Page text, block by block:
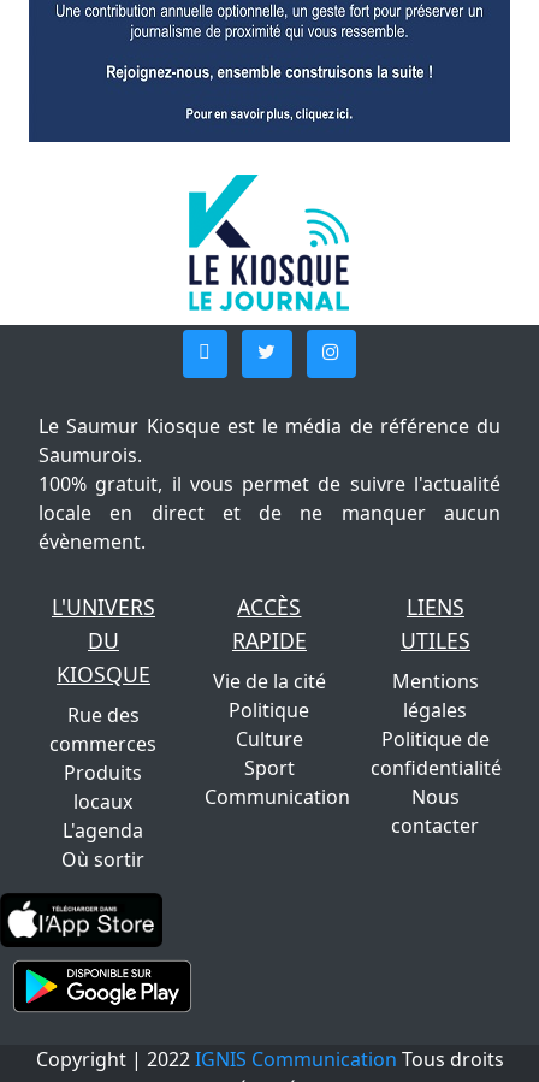
Le Saumur Kiosque est le média de référence du
Saumurois.
100% gratuit, il vous permet de suivre l'actualité
locale en direct et de ne manquer aucun
évènement.
L'UNIVERS
DU
KIOSQUE
Rue des
commerces
Produits
locaux
L'agenda
Où sortir
ACCÈS
RAPIDE
Vie de la cité
Politique
Culture
Sport
Communication
LIENS
UTILES
Mentions
légales
Politique de
confidentialité
Nous
contacter
Copyright | 2022IGNIS Communication Tous droits